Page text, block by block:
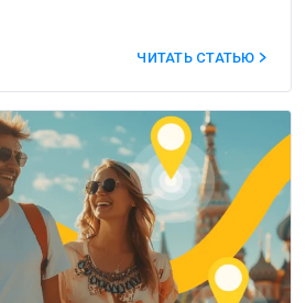
ЧИТАТЬ СТАТЬЮ